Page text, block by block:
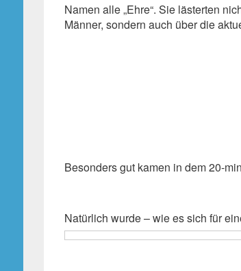
Namen alle „Ehre“. Sie lästerten
Männer, sondern auch über die
Besonders gut kamen in dem 20-
Natürlich wurde – wie es sich für